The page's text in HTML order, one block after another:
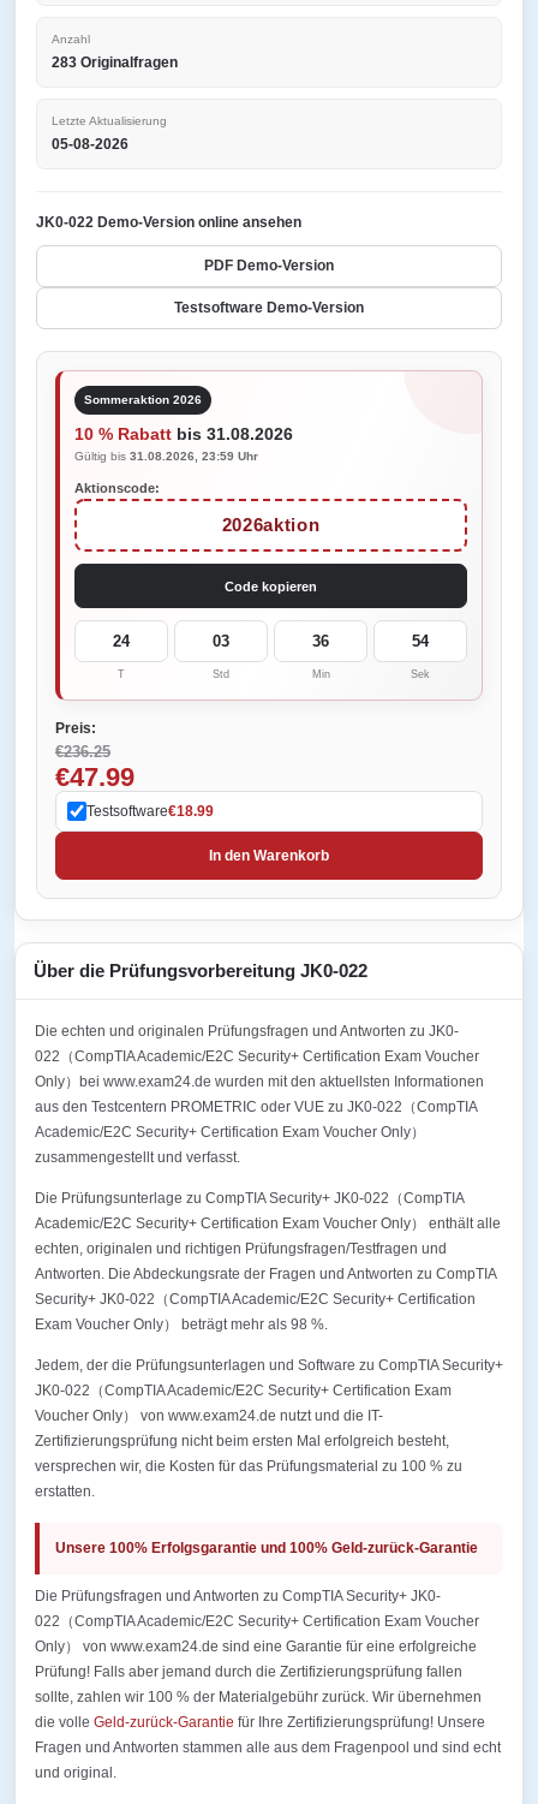
Anzahl
283 Originalfragen
Letzte Aktualisierung
05-08-2026
JK0-022 Demo-Version online ansehen
PDF Demo-Version
Testsoftware Demo-Version
Sommeraktion 2026
10 % Rabatt bis 31.08.2026
Gültig bis 31.08.2026, 23:59 Uhr
Aktionscode:
2026aktion
Code kopieren
24
T
03
Std
36
Min
54
Sek
Preis:
€236.25
€47.99
Testsoftware€18.99
In den Warenkorb
Über die Prüfungsvorbereitung JK0-022
Die echten und originalen Prüfungsfragen und Antworten zu JK0-
022（CompTIA Academic/E2C Security+ Certification Exam Voucher
Only）bei www.exam24.de wurden mit den aktuellsten Informationen
aus den Testcentern PROMETRIC oder VUE zu JK0-022（CompTIA
Academic/E2C Security+ Certification Exam Voucher Only）
zusammengestellt und verfasst.
Die Prüfungsunterlage zu CompTIA Security+ JK0-022（CompTIA
Academic/E2C Security+ Certification Exam Voucher Only） enthält alle
echten, originalen und richtigen Prüfungsfragen/Testfragen und
Antworten. Die Abdeckungsrate der Fragen und Antworten zu CompTIA
Security+ JK0-022（CompTIA Academic/E2C Security+ Certification
Exam Voucher Only） beträgt mehr als 98 %.
Jedem, der die Prüfungsunterlagen und Software zu CompTIA Security+
JK0-022（CompTIA Academic/E2C Security+ Certification Exam
Voucher Only） von www.exam24.de nutzt und die IT-
Zertifizierungsprüfung nicht beim ersten Mal erfolgreich besteht,
versprechen wir, die Kosten für das Prüfungsmaterial zu 100 % zu
erstatten.
Unsere 100% Erfolgsgarantie und 100% Geld-zurück-Garantie
Die Prüfungsfragen und Antworten zu CompTIA Security+ JK0-
022（CompTIA Academic/E2C Security+ Certification Exam Voucher
Only） von www.exam24.de sind eine Garantie für eine erfolgreiche
Prüfung! Falls aber jemand durch die Zertifizierungsprüfung fallen
sollte, zahlen wir 100 % der Materialgebühr zurück. Wir übernehmen
die volle Geld-zurück-Garantie für Ihre Zertifizierungsprüfung! Unsere
Fragen und Antworten stammen alle aus dem Fragenpool und sind echt
und original.